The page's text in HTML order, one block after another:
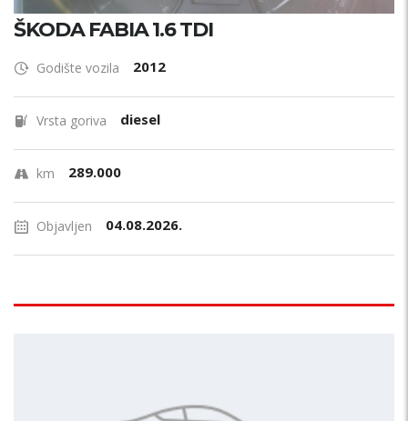
ŠKODA FABIA 1.6 TDI
Godište vozila 2012
Vrsta goriva diesel
km 289.000
Objavljen 04.08.2026.